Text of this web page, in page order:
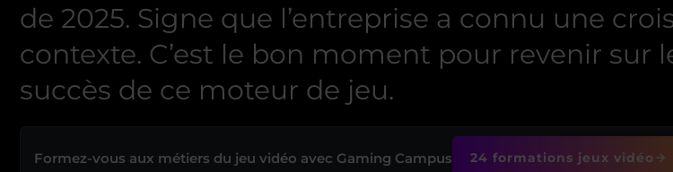
de 2025. Signe que l’entreprise a connu une
contexte. C’est le bon moment pour revenir sur
succès de ce moteur de jeu.
Formez-vous aux métiers du jeu vidéo avec Gaming Campus 24 formations jeux vidéo